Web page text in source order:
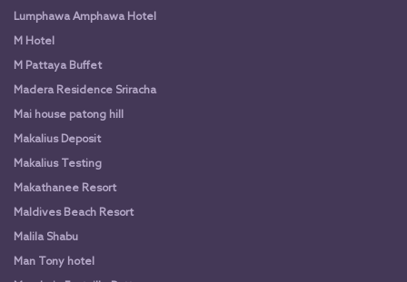
Lumphawa Amphawa Hotel
M Hotel
M Pattaya Buffet
Madera Residence Sriracha
Mai house patong hill
Makalius Deposit
Makalius Testing
Makathanee Resort
Maldives Beach Resort
Malila Shabu
Man Tony hotel